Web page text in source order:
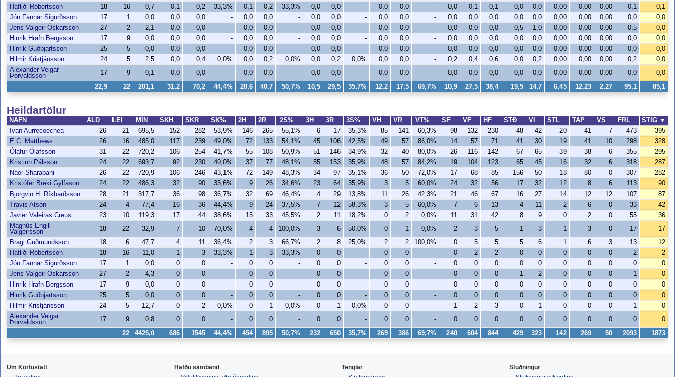
Heildartölur
NAFN ALD LEI MÍN SKH SKR SK% 2H 2R 2S% 3H 3R 3S% VH VR VT% SF VF HF STÐ VI STL TAP VS FRL STIG ▼
Ivan Aurrecoechea
26 21 695,5 152 282 53,9% 146 265 55,1% 6 17 35,3% 85 141 60,3% 98 132 230 48 42 20 41 7 473
395
E.C. Matthews
26 16 485,0 117 239 49,0% 72 133 54,1% 45 106 42,5% 49 57 86,0% 14 57 71 41 30 19 41 10 298
328
Ólafur Ólafsson
31 22 720,2 106 254 41,7% 55 108 50,9% 51 146 34,9% 32 40 80,0% 26 116 142 67 65 39 38 6 355
295
Kristinn Pálsson
24 22 693,7 92 230 40,0% 37 77 48,1% 55 153 35,9% 48 57 84,2% 19 104 123 65 45 16 32 6 318
287
Naor Sharabani
26 22 720,9 106 246 43,1% 72 149 48,3% 34 97 35,1% 36 50 72,0% 17 68 85 156 50 18 80 0 307
282
Kristófer Breki Gylfason
24 22 486,3 32 90 35,6% 9 26 34,6% 23 64 35,9% 3 5 60,0% 24 32 56 17 32 12 8 6 113
90
Björgvin H. Ríkharðsson
28 21 317,7 36 98 36,7% 32 69 46,4% 4 29 13,8% 11 26 42,3% 21 46 67 16 27 14 12 12 107
87
Travis Atson
24 4 77,4 16 36 44,4% 9 24 37,5% 7 12 58,3% 3 5 60,0% 7 6 13 4 11 2 6 0 33
42
Javier Valeiras Creus
23 10 119,3 17 44 38,6% 15 33 45,5% 2 11 18,2% 0 2 0,0% 11 31 42 8 9 0 2 0 55
36
Magnús Engill
Valgeirsson
18 22 32,9 7 10 70,0% 4 4 100,0% 3 6 50,0% 0 1 0,0% 2 3 5 1 3 1 3 0 17
17
Bragi Guðmundsson
18 6 47,7 4 11 36,4% 2 3 66,7% 2 8 25,0% 2 2 100,0% 0 5 5 5 6 1 6 3 13
12
Hafliði Róbertsson
18 16 11,0 1 3 33,3% 1 3 33,3% 0 0 - 0 0 - 0 2 2 0 0 0 0 0 2
2
Jón Fannar Sigurðsson
17 1 0,0 0 0 - 0 0 - 0 0 - 0 0 - 0 0 0 0 0 0 0 0 0
0
Jens Valgeir Óskarsson
27 2 4,3 0 0 - 0 0 - 0 0 - 0 0 - 0 0 0 1 2 0 0 0 1
0
Hinrik Hrafn Bergsson
17 9 0,0 0 0 - 0 0 - 0 0 - 0 0 - 0 0 0 0 0 0 0 0 0
0
Hinrik Guðbjartsson
25 5 0,0 0 0 - 0 0 - 0 0 - 0 0 - 0 0 0 0 0 0 0 0 0
0
Hilmir Kristjánsson
24 5 12,7 0 2 0,0% 0 1 0,0% 0 1 0,0% 0 0 - 1 2 3 0 1 0 0 0 1
0
Alexander Veigar
Þorvaldsson
17 9 0,8 0 0 - 0 0 - 0 0 - 0 0 - 0 0 0 0 0 0 0 0 0 0
22 4425,0 686 1545 44,4% 454 895 50,7% 232 650 35,7% 269 386 69,7% 240 604 844 429 323 142 269 50 2093 1873
Hafliði Róbertsson
18 16 0,7 0,1 0,2 33,3% 0,1 0,2 33,3% 0,0 0,0 - 0,0 0,0 - 0,0 0,1 0,1 0,0 0,0 0,00 0,00 0,00 0,1
0,1
Jón Fannar Sigurðsson
17 1 0,0 0,0 0,0 - 0,0 0,0 - 0,0 0,0 - 0,0 0,0 - 0,0 0,0 0,0 0,0 0,0 0,00 0,00 0,00 0,0
0,0
Jens Valgeir Óskarsson
27 2 2,1 0,0 0,0 - 0,0 0,0 - 0,0 0,0 - 0,0 0,0 - 0,0 0,0 0,0 0,5 1,0 0,00 0,00 0,00 0,5
0,0
Hinrik Hrafn Bergsson
17 9 0,0 0,0 0,0 - 0,0 0,0 - 0,0 0,0 - 0,0 0,0 - 0,0 0,0 0,0 0,0 0,0 0,00 0,00 0,00 0,0
0,0
Hinrik Guðbjartsson
25 5 0,0 0,0 0,0 - 0,0 0,0 - 0,0 0,0 - 0,0 0,0 - 0,0 0,0 0,0 0,0 0,0 0,00 0,00 0,00 0,0
0,0
Hilmir Kristjánsson
24 5 2,5 0,0 0,4 0,0% 0,0 0,2 0,0% 0,0 0,2 0,0% 0,0 0,0 - 0,2 0,4 0,6 0,0 0,2 0,00 0,00 0,00 0,2
0,0
Alexander Veigar
Þorvaldsson
17 9 0,1 0,0 0,0 - 0,0 0,0 - 0,0 0,0 - 0,0 0,0 - 0,0 0,0 0,0 0,0 0,0 0,00 0,00 0,00 0,0 0,0
22,9 22 201,1 31,2 70,2 44,4% 20,6 40,7 50,7% 10,5 29,5 35,7% 12,2 17,5 69,7% 10,9 27,5 38,4 19,5 14,7 6,45 12,23 2,27 95,1 85,1
Um Körfustatt
Hafðu samband
Tenglar
Stuðningur